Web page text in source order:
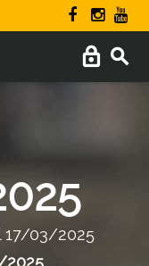
17/03/2025